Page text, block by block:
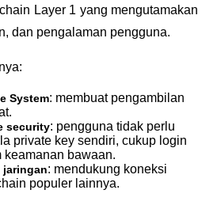
Layer 1 yang mengutamakan
dan pengalaman pengguna.
System: membuat pengambilan
security: pengguna tidak perlu
private key sendiri, cukup login
keamanan bawaan.
jaringan: mendukung koneksi
populer lainnya.